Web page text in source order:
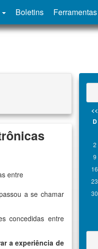
Boletins Ferramentas
entre
a se chamar
concedidas entre
a experiência de
<<
D
2
9
16
23
30